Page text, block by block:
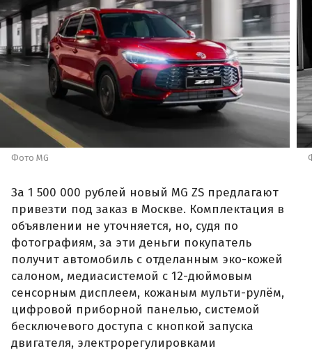
Фото MG
За 1 500 000 рублей новый MG ZS предлагают
привезти под заказ в Москве. Комплектация в
объявлении не уточняется, но, судя по
фотографиям, за эти деньги покупатель
получит автомобиль с отделанным эко-кожей
салоном, медиасистемой с 12-дюймовым
сенсорным дисплеем, кожаным мульти-рулём,
цифровой приборной панелью, системой
бесключевого доступа с кнопкой запуска
двигателя, электрорегулировками